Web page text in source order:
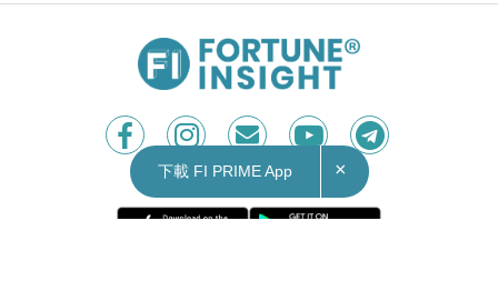
下載 FI PRIME App ×